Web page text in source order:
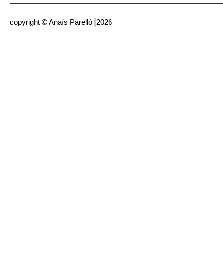
copyright © Anaïs Parelló⎟2026